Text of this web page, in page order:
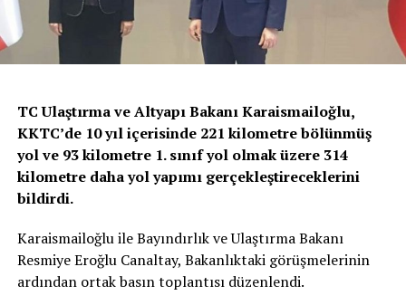
TC Ulaştırma ve Altyapı Bakanı Karaismailoğlu,
KKTC’de 10 yıl içerisinde 221 kilometre bölünmüş
yol ve 93 kilometre 1. sınıf yol olmak üzere 314
kilometre daha yol yapımı gerçekleştireceklerini
bildirdi.
Karaismailoğlu ile Bayındırlık ve Ulaştırma Bakanı
Resmiye Eroğlu Canaltay, Bakanlıktaki görüşmelerinin
ardından ortak basın toplantısı düzenlendi.